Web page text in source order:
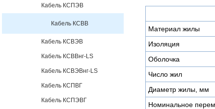
Кабель КСПЭВ
Кабель КСВВ
Кабель КСВЭВ
Кабель КСВВнг-LS
Кабель КСВЭВнг-LS
Кабель КСПВГ
Кабель КСПЭВГ
Материал жилы
Изоляция
Оболочка
Число жил
Диаметр жилы, мм
Номинальное